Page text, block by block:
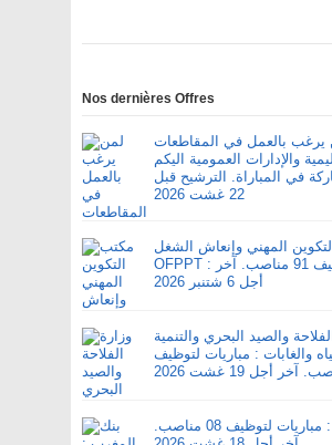
Nos dernières Offres
يرغب بالعمل في المقاطعات
والإدارات العمومية اليكم
في المباراة. الترشيح قبل
22 غشت 2026
المهني وإنعاش الشغل
OFPPT : مباريات لتوظيف 91 مناصب. آخر
أجل 6 شتنبر 2026
والصيد البحري والتنمية
والغابات : مباريات لتوظيف
بنك المغرب : مباريات لتوظيف 08 مناصب.